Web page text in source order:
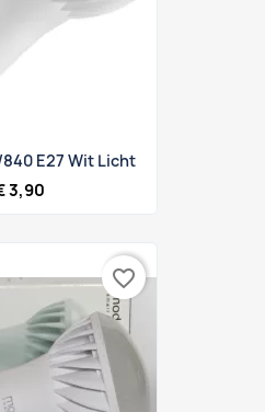
840 E27 Wit Licht
3,90
favorite_border